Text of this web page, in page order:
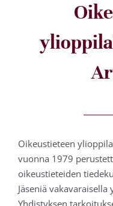
Oikeustieteen
vuonna 1979
oikeustieteiden
Jäseniä